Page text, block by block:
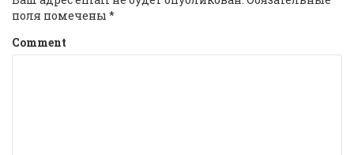
поля помечены *
Comment